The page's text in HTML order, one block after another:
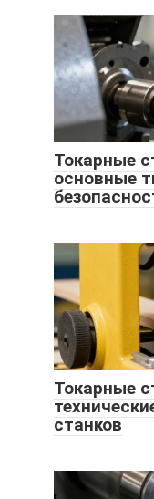
Токарные
основные
Токарные
станков